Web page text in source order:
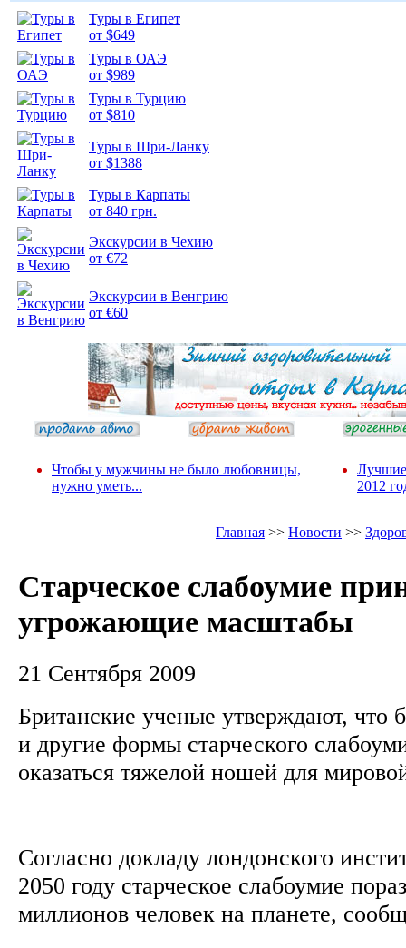
Туры в Египет
от $649
Туры в ОАЭ
от $989
Туры в Турцию
от $810
Туры в Шри-Ланку
от $1388
Туры в Карпаты
от 840 грн.
Экскурсии в Чехию
от €72
Экскурсии в Венгрию
от €60
Чтобы у мужчины не было любовницы,
нужно уметь...
Лучшие
2012
Главная >> Новости >>
Старческое слабоумие
угрожающие масштабы
21 Сентября 2009
Британские ученые утверждают, что
и другие формы старческого
оказаться тяжелой ношей для
Согласно докладу лондонского
2050 году старческое слабоумие
миллионов человек на планете,